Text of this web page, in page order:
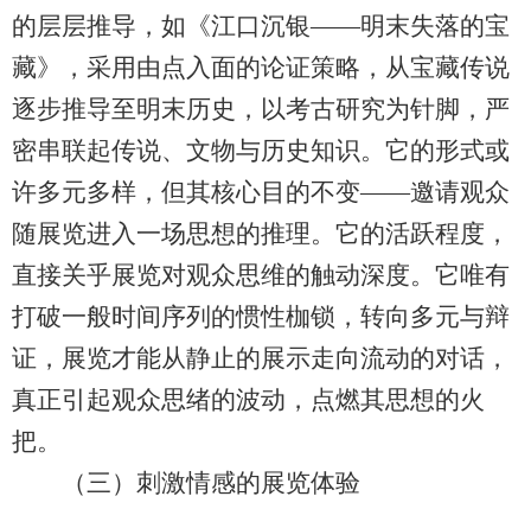
的层层推导，如《江口沉银——明末失落的宝
藏》，采用由点入面的论证策略，从宝藏传说
逐步推导至明末历史，以考古研究为针脚，严
密串联起传说、文物与历史知识。它的形式或
许多元多样，但其核心目的不变——邀请观众
随展览进入一场思想的推理。它的活跃程度，
直接关乎展览对观众思维的触动深度。它唯有
打破一般时间序列的惯性枷锁，转向多元与辩
证，展览才能从静止的展示走向流动的对话，
真正引起观众思绪的波动，点燃其思想的火
把。
（三）刺激情感的展览体验